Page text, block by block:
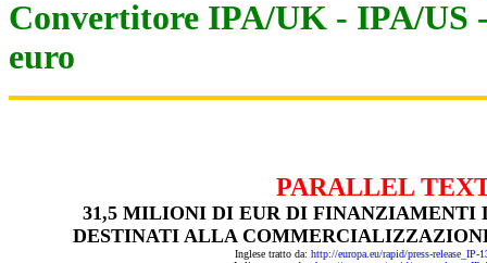
Convertitore IPA/UK - IPA/US
euro
PARALLEL
31,5 MILIONI DI EUR DI FINANZIAMENTI
DESTINATI ALLA
Inglese tratto da: http://europa.eu/rapid/press-release_IP-